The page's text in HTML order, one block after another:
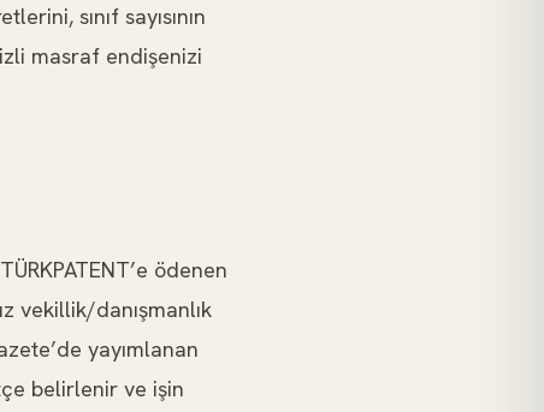
sınıf sayısının
masraf endişenizi
ödenen
vekillik/danışmanlık
yayımlanan
belirlenir ve işin